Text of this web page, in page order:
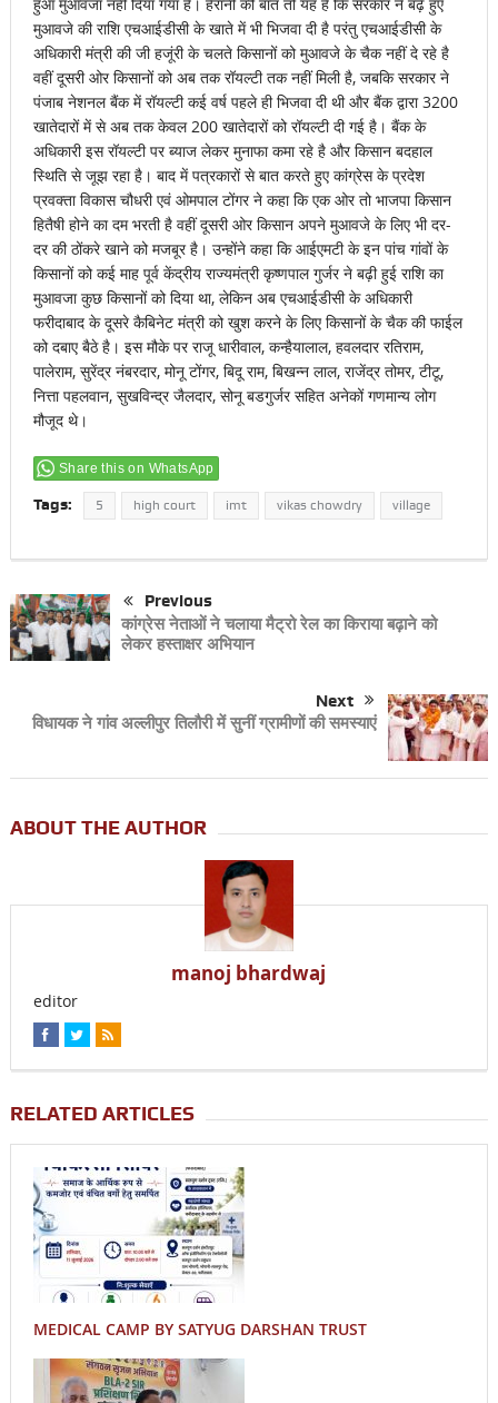
मुआवजे की राशि एचआईडीसी के खाते में भी भिजवा दी है परंतु एचआईडीसी के
अधिकारी मंत्री की जी हजूंरी के चलते किसानों को मुआवजे के चैक नहीं दे रहे है
वहीं दूसरी ओर किसानों को अब तक रॉयल्टी तक नहीं मिली है, जबकि सरकार ने
पंजाब नेशनल बैंक में रॉयल्टी कई वर्ष पहले ही भिजवा दी थी और बैंक द्वारा 3200
खातेदारों में से अब तक केवल 200 खातेदारों को रॉयल्टी दी गई है। बैंक के
अधिकारी इस रॉयल्टी पर ब्याज लेकर मुनाफा कमा रहे है और किसान बदहाल
स्थिति से जूझ रहा है। बाद में पत्रकारों से बात करते हुए कांग्रेस के प्रदेश
प्रवक्ता विकास चौधरी एवं ओमपाल टोंगर ने कहा कि एक ओर तो भाजपा किसान
हितैषी होने का दम भरती है वहीं दूसरी ओर किसान अपने मुआवजे के लिए भी दर-
दर की ठोंकरे खाने को मजबूर है। उन्होंने कहा कि आईएमटी के इन पांच गांवों के
किसानों को कई माह पूर्व केंद्रीय राज्यमंत्री कृष्णपाल गुर्जर ने बढ़ी हुई राशि का
मुआवजा कुछ किसानों को दिया था, लेकिन अब एचआईडीसी के अधिकारी
फरीदाबाद के दूसरे कैबिनेट मंत्री को खुश करने के लिए किसानों के चैक की फाईल
को दबाए बैठे है। इस मौके पर राजू धारीवाल, कन्हैयालाल, हवलदार रतिराम,
पालेराम, सुरेंद्र नंबरदार, मोनू टोंगर, बिदू राम, बिखन्न लाल, राजेंद्र तोमर, टीटू,
नित्ता पहलवान, सुखविन्द्र जैलदार, सोनू बडगुर्जर सहित अनेकों गणमान्य लोग
मौजूद थे।
Share this on WhatsApp
Tags: 5 high court imt vikas chowdry village
Previous
कांग्रेस नेताओं ने चलाया मैट्रो रेल का किराया बढ़ाने को
लेकर हस्ताक्षर अभियान
Next
विधायक ने गांव अल्लीपुर तिलौरी में सुनीं ग्रामीणों की समस्याएं
ABOUT THE AUTHOR
manoj bhardwaj
editor
RELATED ARTICLES
MEDICAL CAMP BY SATYUG DARSHAN TRUST